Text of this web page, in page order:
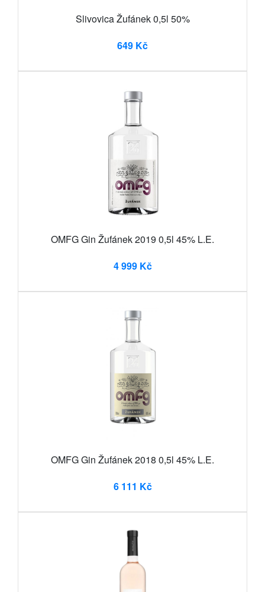
Slivovica Žufánek 0,5l 50%
649 Kč
OMFG Gin Žufánek 2019 0,5l 45% L.E.
4 999 Kč
OMFG Gin Žufánek 2018 0,5l 45% L.E.
6 111 Kč